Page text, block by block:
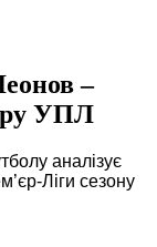
–
УПЛ
аналізує
Ліги сезону